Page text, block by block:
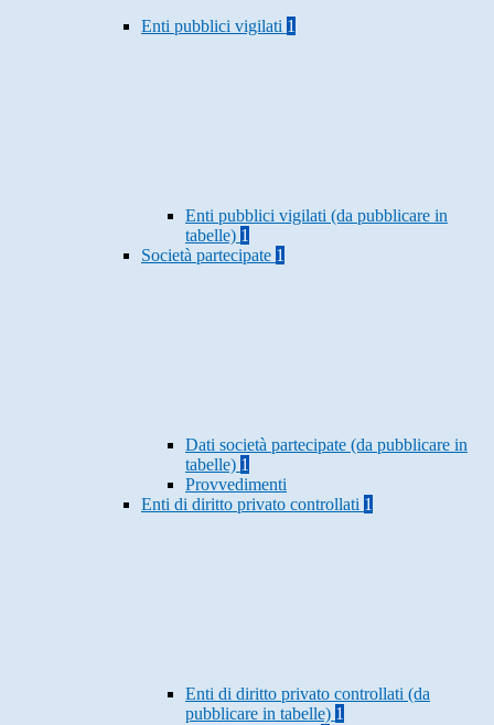
Enti pubblici vigilati 1
Enti pubblici vigilati (da pubblicare in
tabelle) 1
Società partecipate 1
Dati società partecipate (da pubblicare in
tabelle) 1
Provvedimenti
Enti di diritto privato controllati 1
Enti di diritto privato controllati (da
pubblicare in tabelle) 1